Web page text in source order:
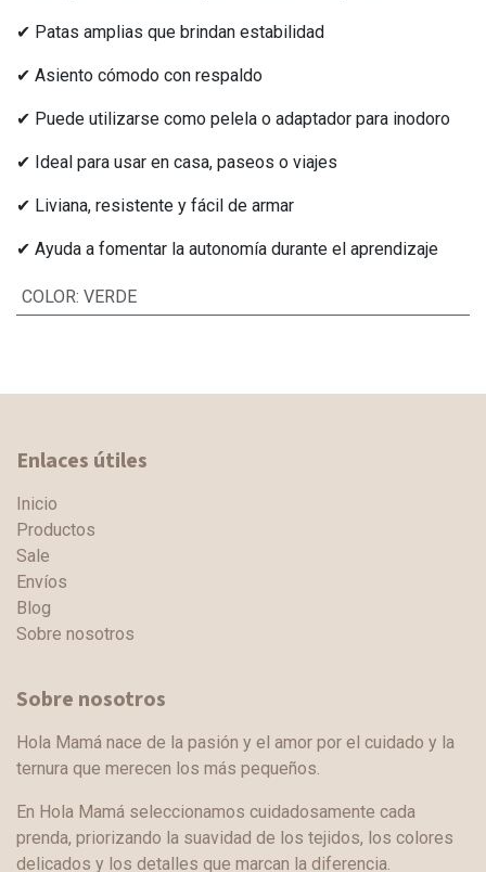
✔ Patas amplias que brindan estabilidad
✔ Asiento cómodo con respaldo
✔ Puede utilizarse como pelela o adaptador para inodoro
✔ Ideal para usar en casa, paseos o viajes
✔ Liviana, resistente y fácil de armar
✔ Ayuda a fomentar la autonomía durante el aprendizaje
COLOR: VERDE
Enlaces útiles
Inicio
Productos
Sale
Envíos
Blog
Sobre nosotros
Sobre nosotros
Hola Mamá nace de la pasión y el amor por el cuidado y la
ternura que merecen los más pequeños.
En Hola Mamá seleccionamos cuidadosamente cada
prenda, priorizando la suavidad de los tejidos, los colores
delicados y los detalles que marcan la diferencia.